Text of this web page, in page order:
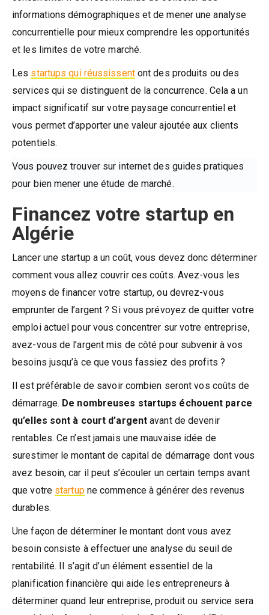
informations démographiques et de mener une analyse
concurrentielle pour mieux comprendre les opportunités
et les limites de votre marché.
Les startups qui réussissentont des produits ou des
services qui se distinguent de la concurrence. Cela a un
impact significatif sur votre paysage concurrentiel et
vous permet d’apporter une valeur ajoutée aux clients
potentiels.
Vous pouvez trouver sur internet des guides pratiques
pour bien mener une étude de marché.
Financez votre startup en
Algérie
Lancer une startup a un coût, vous devez donc déterminer
comment vous allez couvrir ces coûts. Avez-vous les
moyens de financer votre startup, ou devrez-vous
emprunter de l’argent ? Si vous prévoyez de quitter votre
emploi actuel pour vous concentrer sur votre entreprise,
avez-vous de l’argent mis de côté pour subvenir à vos
besoins jusqu’à ce que vous fassiez des profits ?
Il est préférable de savoir combien seront vos coûts de
démarrage. De nombreuses startups échouent parce
qu’elles sont à court d’argent avant de devenir
rentables. Ce n’est jamais une mauvaise idée de
surestimer le montant de capital de démarrage dont vous
avez besoin, car il peut s’écouler un certain temps avant
que votre startupne commence à générer des revenus
durables.
Une façon de déterminer le montant dont vous avez
besoin consiste à effectuer une analyse du seuil de
rentabilité. Il s’agit d’un élément essentiel de la
planification financière qui aide les entrepreneurs à
déterminer quand leur entreprise, produit ou service sera